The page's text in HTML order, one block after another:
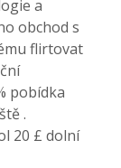
a
obchod s
flirtovat
pobídka
.
20 £ dolní